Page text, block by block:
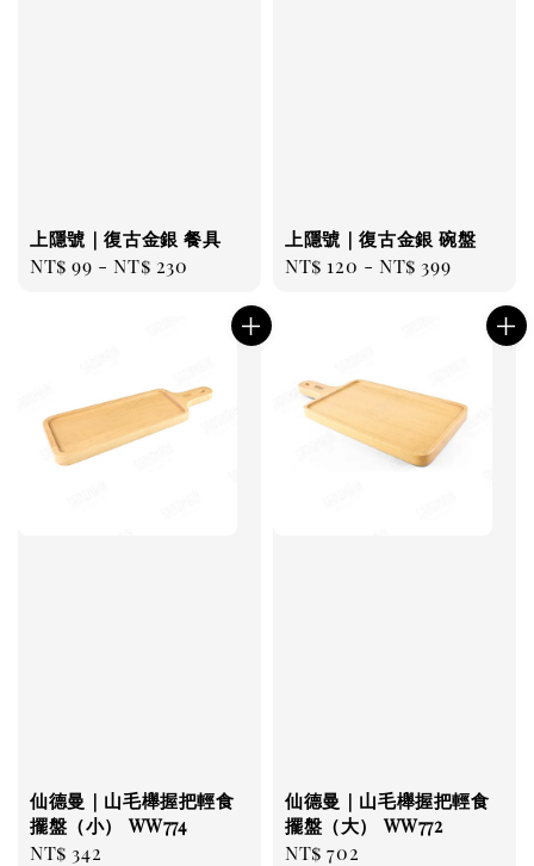
上隱號｜復古金銀 餐具
Regular
NT$ 99 -NT$ 230
上隱號｜復古金銀 碗盤
Regular
NT$ 120 -NT$ 399
仙德曼｜山毛櫸握把輕食
擺盤（小） WW774
Regular
NT$ 342
仙德曼｜山毛櫸握把輕食
擺盤（大） WW772
Regular
NT$ 702